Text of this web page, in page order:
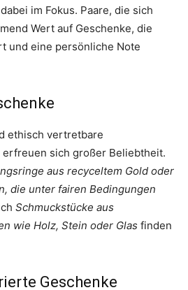
im Fokus. Paare, die sich
Wert auf Geschenke, die
und eine persönliche Note
ethisch vertretbare
sich großer Beliebtheit.
aus recyceltem Gold oder
die unter fairen Bedingungen
Schmuckstücke aus
wie Holz, Stein oder Glas finden
Geschenke